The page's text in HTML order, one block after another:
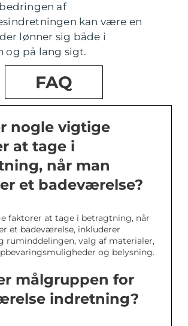
af
kan være en
lønner sig både i
og på lang sigt.
FAQ
nogle vigtige
at tage i
når man
et badeværelse?
faktorer at tage i betragtning, når
et badeværelse, inkluderer
ruminddelingen, valg af materialer,
og belysning.
målgruppen for
indretning?